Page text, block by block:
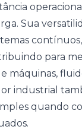
Sua
para
máquinas,
industrial
quando